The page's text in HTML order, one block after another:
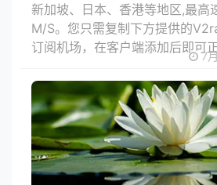
新加坡、日本、香港等地区,最高
M/S。您只需复制下方提供的
订阅机场，在客户端添加后即可正
7